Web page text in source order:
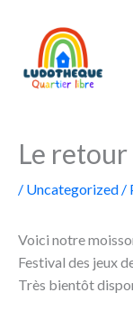
contenu
Le
/ Uncategorized /
Voici notre
Festival des jeux
Très bientôt